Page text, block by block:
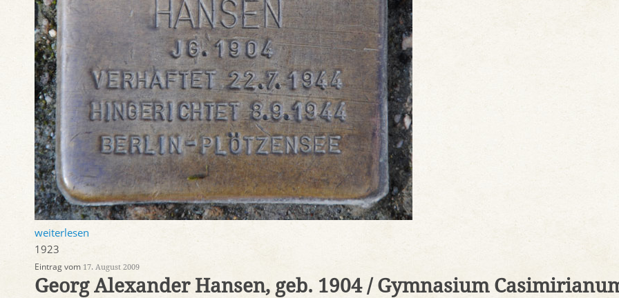
weiterlesen
1923
Eintrag vom 17. August 2009
Georg Alexander Hansen, geb. 1904 / Gymnasium